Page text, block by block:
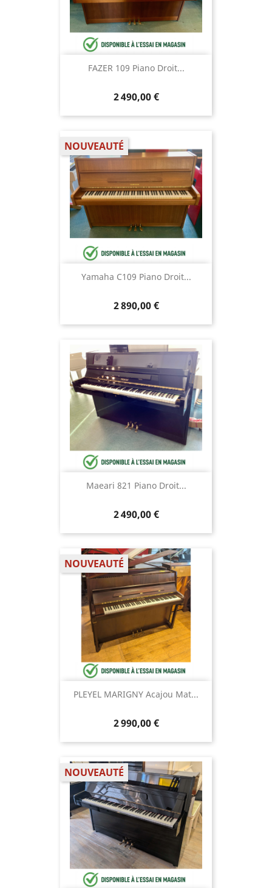
FAZER 109 Piano Droit...
2 490,00 €
Yamaha C109 Piano Droit...
2 890,00 €
NOUVEAUTÉ
Maeari 821 Piano Droit...
2 490,00 €
PLEYEL MARIGNY Acajou Mat...
2 990,00 €
NOUVEAUTÉ
NOUVEAUTÉ